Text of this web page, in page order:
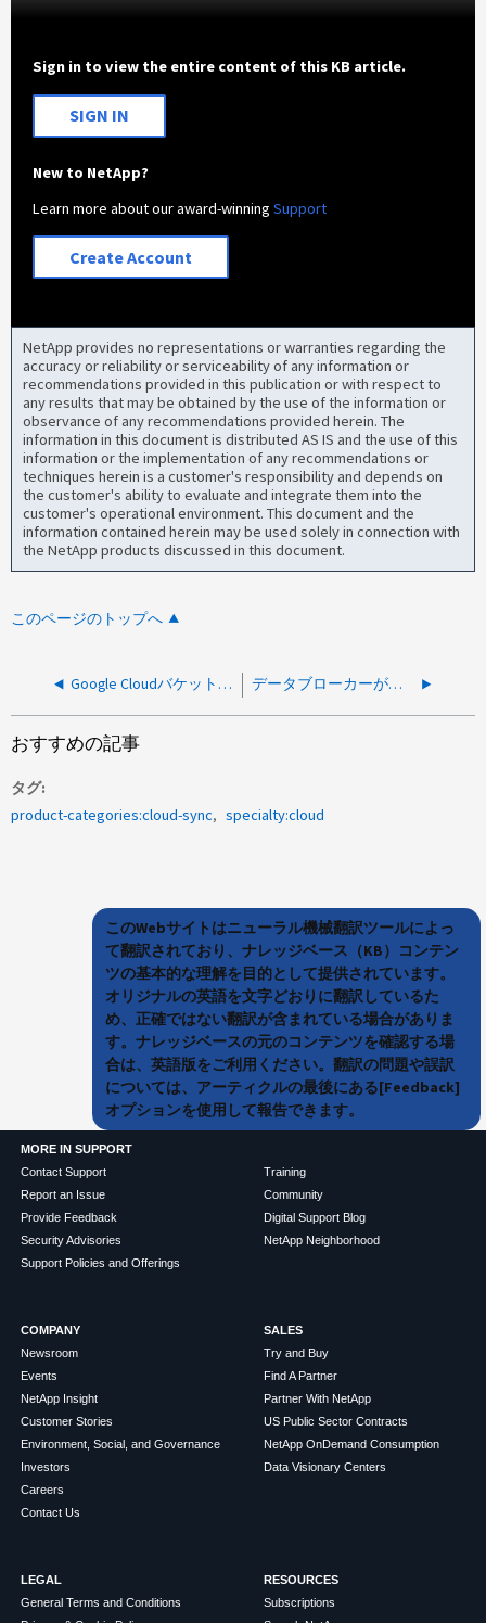
Sign in to view the entire content of this KB article.
SIGN IN
New to NetApp?
Learn more about our award-winningSupport
Create Account
NetApp provides no representations or warranties regarding the
accuracy or reliability or serviceability of any information or
recommendations provided in this publication or with respect to
any results that may be obtained by the use of the information or
observance of any recommendations provided herein. The
information in this document is distributed AS IS and the use of this
information or the implementation of any recommendations or
techniques herein is a customer's responsibility and depends on
the customer's ability to evaluate and integrate them into the
customer's operational environment. This document and the
information contained herein may be used solely in connection with
the NetApp products discussed in this document.
このページのトップへ
Google Cloudバケットへのコピーと同期の同期関係がすべてのオブジェクトで失敗する データブローカーがオフラインで、PM2プロセスマネージャの起動に失敗したエラーが表示される
おすすめの記事
タグ
product-categories:cloud-sync
specialty:cloud
このWebサイトはニューラル機械翻訳ツールによっ
て翻訳されており、ナレッジベース（KB）コンテン
ツの基本的な理解を目的として提供されています。
オリジナルの英語を文字どおりに翻訳しているた
め、正確ではない翻訳が含まれている場合がありま
す。ナレッジベースの元のコンテンツを確認する場
合は、英語版をご利用ください。翻訳の問題や誤訳
については、アーティクルの最後にある[Feedback]
オプションを使用して報告できます。
MORE IN SUPPORT
Contact Support
Report an Issue
Provide Feedback
Security Advisories
Support Policies and Offerings
Training
Community
Digital Support Blog
NetApp Neighborhood
COMPANY
Newsroom
Events
NetApp Insight
Customer Stories
Environment, Social, and Governance
Investors
Careers
Contact Us
SALES
Try and Buy
Find A Partner
Partner With NetApp
US Public Sector Contracts
NetApp OnDemand Consumption
Data Visionary Centers
LEGAL
General Terms and Conditions
RESOURCES
Subscriptions